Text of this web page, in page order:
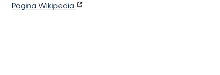
Pagina Wikipedia